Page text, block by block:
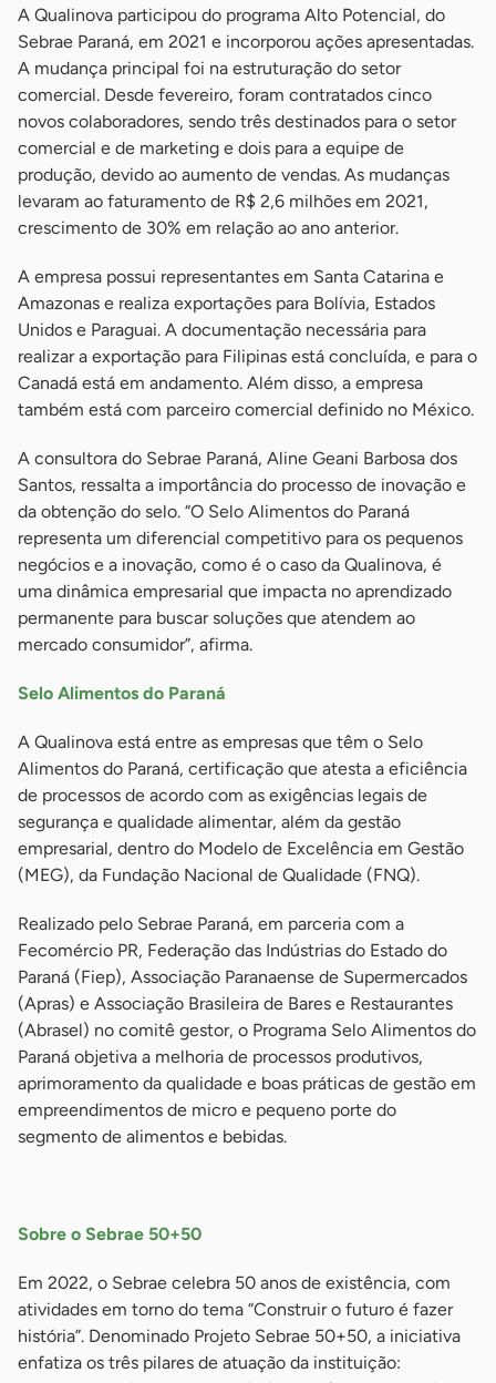
A Qualinova participou do programa Alto Potencial, do
Sebrae Paraná, em 2021 e incorporou ações apresentadas.
A mudança principal foi na estruturação do setor
comercial. Desde fevereiro, foram contratados cinco
novos colaboradores, sendo três destinados para o setor
comercial e de marketing e dois para a equipe de
produção, devido ao aumento de vendas. As mudanças
levaram ao faturamento de R$ 2,6 milhões em 2021,
crescimento de 30% em relação ao ano anterior.
A empresa possui representantes em Santa Catarina e
Amazonas e realiza exportações para Bolívia, Estados
Unidos e Paraguai. A documentação necessária para
realizar a exportação para Filipinas está concluída, e para o
Canadá está em andamento. Além disso, a empresa
também está com parceiro comercial definido no México.
A consultora do Sebrae Paraná, Aline Geani Barbosa dos
Santos, ressalta a importância do processo de inovação e
da obtenção do selo. “O Selo Alimentos do Paraná
representa um diferencial competitivo para os pequenos
negócios e a inovação, como é o caso da Qualinova, é
uma dinâmica empresarial que impacta no aprendizado
permanente para buscar soluções que atendem ao
mercado consumidor”, afirma.
Selo Alimentos do Paraná
A Qualinova está entre as empresas que têm o Selo
Alimentos do Paraná, certificação que atesta a eficiência
de processos de acordo com as exigências legais de
segurança e qualidade alimentar, além da gestão
empresarial, dentro do Modelo de Excelência em Gestão
(MEG), da Fundação Nacional de Qualidade (FNQ).
Realizado pelo Sebrae Paraná, em parceria com a
Fecomércio PR, Federação das Indústrias do Estado do
Paraná (Fiep), Associação Paranaense de Supermercados
(Apras) e Associação Brasileira de Bares e Restaurantes
(Abrasel) no comitê gestor, o Programa Selo Alimentos do
Paraná objetiva a melhoria de processos produtivos,
aprimoramento da qualidade e boas práticas de gestão em
empreendimentos de micro e pequeno porte do
segmento de alimentos e bebidas.
Sobre o Sebrae 50+50
Em 2022, o Sebrae celebra 50 anos de existência, com
atividades em torno do tema “Construir o futuro é fazer
história”. Denominado Projeto Sebrae 50+50, a iniciativa
enfatiza os três pilares de atuação da instituição: